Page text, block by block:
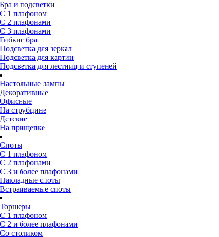
Бра и подсветки
С 1 плафоном
С 2 плафонами
С 3 плафонами
Гибкие бра
Подсветка для зеркал
Подсветка для картин
Подсветка для лестниц и ступеней
Настольные лампы
Декоративные
Офисные
На струбцине
Детские
На прищепке
Споты
С 1 плафоном
С 2 плафонами
С 3 и более плафонами
Накладные споты
Встраиваемые споты
Торшеры
С 1 плафоном
С 2 и более плафонами
Со столиком